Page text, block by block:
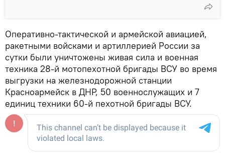
Оперативно-тактической и армейской авиацией,
ракетными войсками и артиллерией России за
сутки были уничтожены живая сила и военная
техника 28-й мотопехотной бригады ВСУ во время
выгрузки на железнодорожной станции
Красноармейск в ДНР, 50 военнослужащих и 7
единиц техники 60-й пехотной бригады ВСУ.